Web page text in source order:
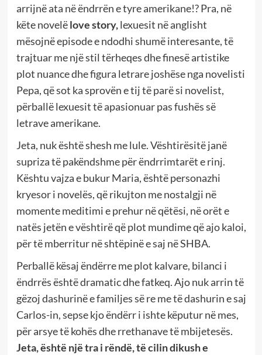
arrijnë ata në ëndrrën e tyre amerikane!? Pra, në
këte novelëlove story,lexuesit në anglisht
mësojnë episode e ndodhi shumë interesante, të
trajtuar me një stil tërheqes dhe finesë artistike
plot nuance dhe figura letrare joshëse nga novelisti
Pepa, që sot ka sprovën e tij të parë si novelist,
përballë lexuesit të apasionuar pas fushës së
letrave amerikane.
Jeta, nuk është shesh me lule. Vështirësitë janë
supriza të pakëndshme për ëndrrimtarët e rinj.
Kështu vajza e bukur Maria, është personazhi
kryesor i novelës, që rikujton me nostalgji në
momente meditimi e prehur në qëtësi, në orët e
natës jetën e vështirë që plot mundime që ajo kaloi,
për të mberritur në shtëpinë e saj në SHBA.
Perballë kësaj ëndërre me plot kalvare, bilanci i
ëndrrës është dramatic dhe fatkeq. Ajo nuk arrin të
gëzoj dashurinë e familjes së re me të dashurin e saj
Carlos-in, sepse kjo ëndërr i ishte këputur në mes,
për arsye të kohës dhe rrethanave të mbijetesës.
Jeta, është një tra i rëndë, të cilin dikush e